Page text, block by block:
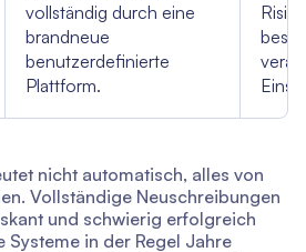
vollständig durch eine
brandneue
benutzerdefinierte
Plattform.
nicht automatisch, alles von
Vollständige Neuschreibungen
und schwierig erfolgreich
Systeme in der Regel Jahre